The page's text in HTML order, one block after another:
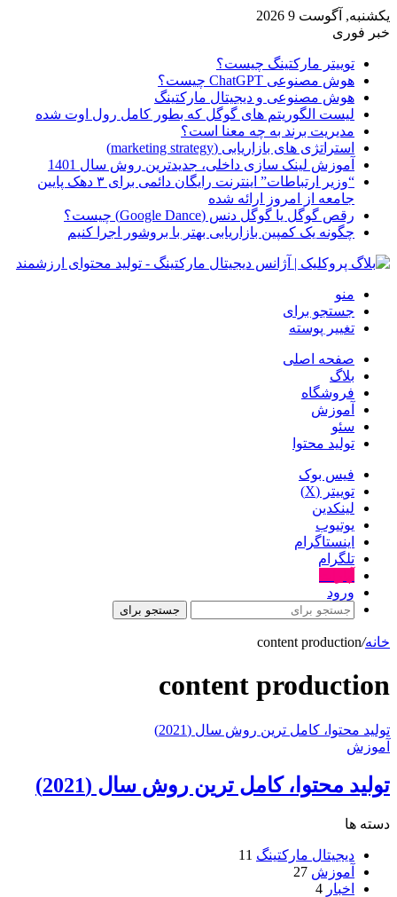
یکشنبه, آگوست 9 2026
خبر فوری
توییتر مارکتینگ چیست؟
هوش مصنوعی ChatGPT چیست؟
هوش مصنوعی و دیجیتال مارکتینگ
لیست الگوریتم های گوگل که بطور کامل رول اوت شده
مدیریت برند به چه معنا است؟
استراتژی های بازاریابی (marketing strategy)
آموزش لینک سازی داخلی، جدیدترین روش سال 1401
“وزیر ارتباطات” اینترنت رایگان دائمی برای ۳ دهک پایین
جامعه از امروز ارائه شده
رقص گوگل یا گوگل دنس (Google Dance) چیست؟
چگونه یک کمپین بازاریابی بهتر با بروشور اجرا کنیم
منو
جستجو برای
تغییر پوسته
صفحه اصلی
بلاگ
فروشگاه
آموزش
سئو
تولید محتوا
فیس بوک
توییتر (X)
لینکدین
یوتیوب
اینستاگرام
تلگرام
ورود
جستجو برای
خانه/
content production
content production
توليد محتوا، کامل ترین روش سال (2021)
آموزش
توليد محتوا، کامل ترین روش سال (2021)
دسته ها
دیجیتال مارکتینگ 11
آموزش 27
اخبار 4